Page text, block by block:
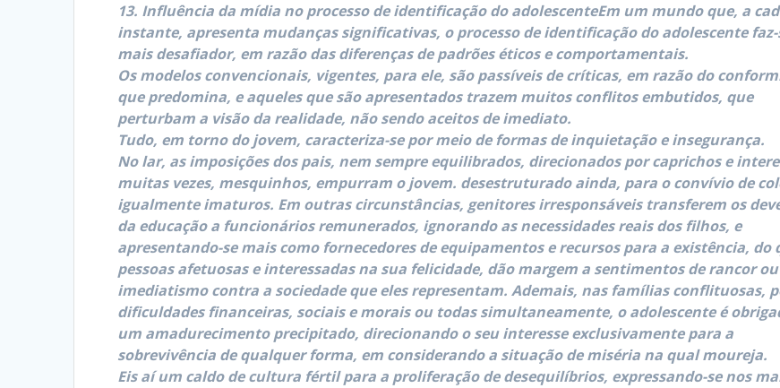
13. Influência da mídia no processo de identificação do adolescenteEm um mundo que, a
instante, apresenta mudanças significativas, o processo de identificação do adolescente faz-
mais desafiador, em razão das diferenças de padrões éticos e comportamentais.
Os modelos convencionais, vigentes, para ele, são passíveis de críticas, em razão do
que predomina, e aqueles que são apresentados trazem muitos conflitos embutidos, que
perturbam a visão da realidade, não sendo aceitos de imediato.
Tudo, em torno do jovem, caracteriza-se por meio de formas de inquietação e insegurança.
No lar, as imposições dos pais, nem sempre equilibrados, direcionados por caprichos e
muitas vezes, mesquinhos, empurram o jovem. desestruturado ainda, para o convívio de
igualmente imaturos. Em outras circunstâncias, genitores irresponsáveis transferem os
da educação a funcionários remunerados, ignorando as necessidades reais dos filhos, e
apresentando-se mais como fornecedores de equipamentos e recursos para a existência, do
pessoas afetuosas e interessadas na sua felicidade, dão margem a sentimentos de rancor
imediatismo contra a sociedade que eles representam. Ademais, nas famílias conflituosas,
dificuldades financeiras, sociais e morais ou todas simultaneamente, o adolescente é
um amadurecimento precipitado, direcionando o seu interesse exclusivamente para a
sobrevivência de qualquer forma, em considerando a situação de miséria na qual moureja.
Eis aí um caldo de cultura fértil para a proliferação de desequilíbrios, expressando-se nos